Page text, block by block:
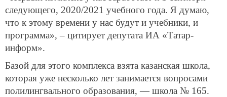
следующего, 2020/2021 учебного года. Я думаю,
что к этому времени у нас будут и учебники, и
программа», – цитирует депутата ИА «Татар-
информ».
Базой для этого комплекса взята казанская школа,
которая уже несколько лет занимается вопросами
полилингвального образования, — школа № 165.